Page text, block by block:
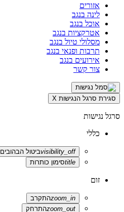
אזורים
לינה בנגב
אוכל בנגב
אטרקציות בנגב
מסלולי טיול בנגב
תרבות ופנאי בנגב
אירועים בנגב
צור קשר
סגירת סרגל הנגישות X
סרגל נגישות
כללי
visibility_offביטול הבהובים
titleסימון כותרות
זום
zoom_inהתקרב
zoom_outהתרחק